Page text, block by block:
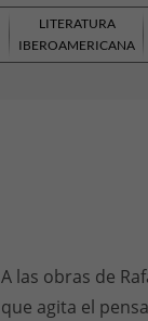
LITERATURA
IBEROAMERICANA
A las obras de
que agita el